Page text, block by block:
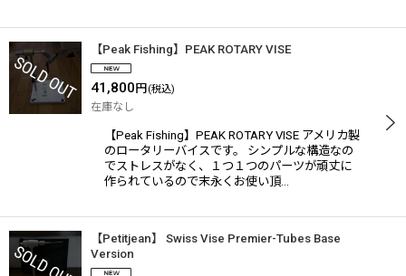
【Peak Fishing】PEAK ROTARY VISE
41,800 円 (税込)
在庫なし
【Peak Fishing】PEAK ROTARY VISE アメリカ製
のロータリーバイスです。 シンプルな構造なの
でストレスがなく、１つ１つのパーツが頑丈に
作られているので末永くお使い頂…
【Petitjean】 Swiss Vise Premier-Tubes Base
Version